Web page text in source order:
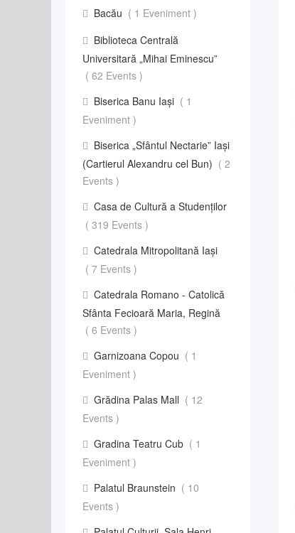
Bacău ( 1 Eveniment )
Biblioteca Centrală
Universitară „Mihai Eminescu”
( 62 Events )
Biserica Banu Iași ( 1
Eveniment )
Biserica „Sfântul Nectarie” Iaşi
(Cartierul Alexandru cel Bun) ( 2
Events )
Casa de Cultură a Studenților
( 319 Events )
Catedrala Mitropolitană Iași
( 7 Events )
Catedrala Romano - Catolică
Sfânta Fecioară Maria, Regină
( 6 Events )
Garnizoana Copou ( 1
Eveniment )
Grădina Palas Mall ( 12
Events )
Gradina Teatru Cub ( 1
Eveniment )
Palatul Braunstein ( 10
Events )